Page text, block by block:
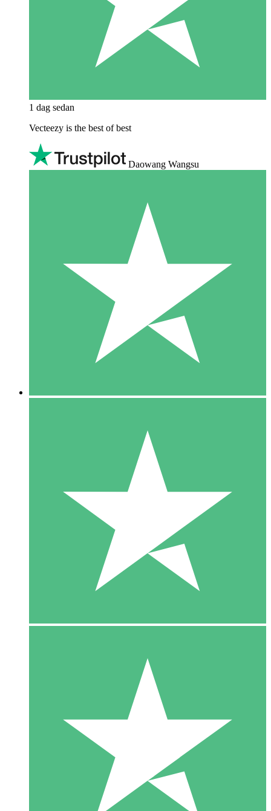
1 dag sedan
Vecteezy is the best of best
Daowang Wangsu